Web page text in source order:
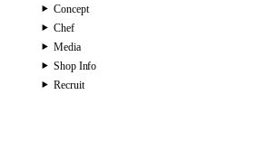
Concept
Chef
Media
Shop Info
Recruit